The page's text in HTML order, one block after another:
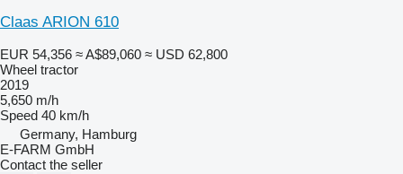
Claas ARION 610
EUR 54,356 ≈ A$89,060 ≈ USD 62,800
Wheel tractor
2019
5,650 m/h
Speed 40 km/h
Germany, Hamburg
E-FARM GmbH
Contact the seller